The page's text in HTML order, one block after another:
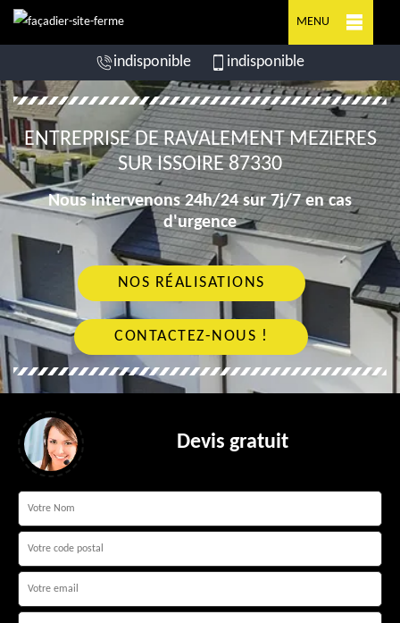
MENU
indisponible indisponible
ENTREPRISE DE RAVALEMENT MEZIERES
SUR ISSOIRE 87330
Nous intervenons 24h/24 sur 7j/7 en cas
d'urgence
NOS RÉALISATIONS
CONTACTEZ-NOUS !
Devis gratuit